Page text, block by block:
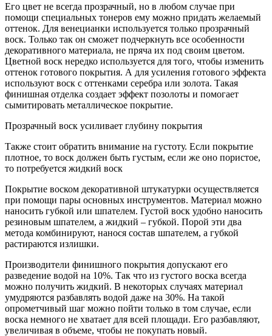
Его цвет не всегда прозрачный, но в любом случае при
помощи специальных тонеров ему можно придать желаемый
оттенок. Для венецианки используется только прозрачный
воск. Только так он сможет подчеркнуть все особенности
декоративного материала, не пряча их под своим цветом.
Цветной воск нередко используется для того, чтобы изменить
оттенок готового покрытия. А для усиления готового эффекта
используют воск с оттенками серебра или золота. Такая
финишная отделка создает эффект позолоты и помогает
сымитировать металлическое покрытие.
Прозрачный воск усиливает глубину покрытия
Также стоит обратить внимание на густоту. Если покрытие
плотное, то воск должен быть густым, если же оно пористое,
то потребуется жидкий воск
Покрытие воском декоративной штукатурки осуществляется
при помощи пары основных инструментов. Материал можно
наносить губкой или шпателем. Густой воск удобно наносить
резиновым шпателем, а жидкий – губкой. Порой эти два
метода комбинируют, нанося состав шпателем, а губкой
растираются излишки.
Производители финишного покрытия допускают его
разведение водой на 10%. Так что из густого воска всегда
можно получить жидкий. В некоторых случаях материал
умудряются разбавлять водой даже на 30%. На такой
опрометчивый шаг можно пойти только в том случае, если
воска немного не хватает для всей площади. Его разбавляют,
увеличивая в объеме, чтобы не покупать новый.